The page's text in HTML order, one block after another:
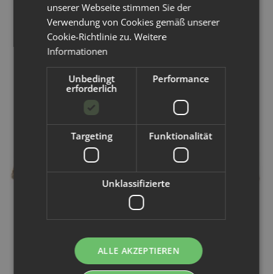
Bärenkind
Bärenkind Wollwindel OneSize - 6kg bis 15kg
unserer Webseite stimmen Sie der
Verwendung von Cookies gemäß unserer
Cookie-Richtlinie zu.Weitere
Informationen
Unbedingt
erforderlich
Performance
Targeting Funktionalität
Unklassifizierte
ALLE AKZEPTIEREN